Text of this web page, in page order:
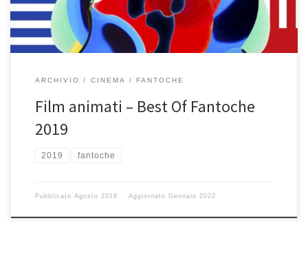
ARCHIVIO CINEMA FANTOCHE
Film animati – Best Of Fantoche
2019
2019 fantoche
Pubblicato Agosto 2019 Aggiornato Gennaio 2022